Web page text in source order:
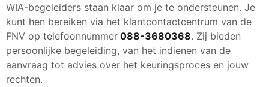
WIA-begeleiders staan klaar om je te ondersteunen. Je
kunt hen bereiken via het klantcontactcentrum van de
FNV op telefoonnummer 088-3680368. Zij bieden
persoonlijke begeleiding, van het indienen van de
aanvraag tot advies over het keuringsproces en jouw
rechten.